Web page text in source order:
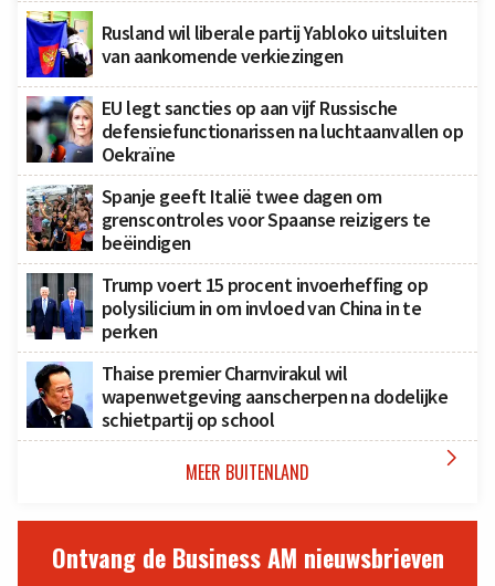
Rusland wil liberale partij Yabloko uitsluiten
van aankomende verkiezingen
EU legt sancties op aan vijf Russische
defensiefunctionarissen na luchtaanvallen op
Oekraïne
Spanje geeft Italië twee dagen om
grenscontroles voor Spaanse reizigers te
beëindigen
Trump voert 15 procent invoerheffing op
polysilicium in om invloed van China in te
perken
Thaise premier Charnvirakul wil
wapenwetgeving aanscherpen na dodelijke
schietpartij op school
MEER BUITENLAND 
Ontvang de Business AM nieuwsbrieven